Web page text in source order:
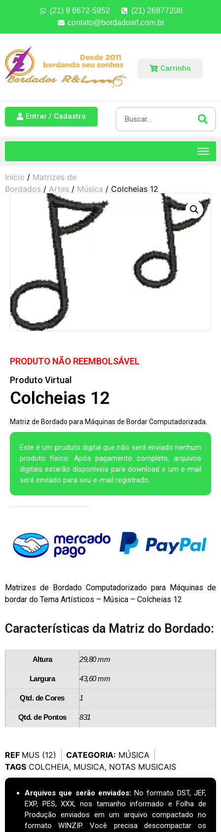
(21) 9 6672-5952
(21) 26877208
contato@bordadosrl.com.br
Carrinho
Entrar / Cadastro
Início / Matrizes de
Bordados / Artes / Música / Colcheias 12
PRODUTO NÃO REEMBOLSÁVEL
Produto Virtual
Colcheias 12
Matriz de Bordado para Máquinas de Bordar Computadorizada.
Este é um produto digital que não será enviado nenhum
produto físico. Após pagamento completo, arquivos
digitais estarão disponíveis para download e um e-mail
será enviado para seu e-mail registrado.
Matrizes de Bordado Computadorizado para Máquinas de
bordar do Tema Artísticos – Música – Colcheias 12
Características da Matriz do Bordado:
Altura 29,80 mm
Largura 43,60 mm
Qtd. de Cores 1
Qtd. de Pontos 831
REF MUS (12) CATEGORIA: MÚSICA
TAGS COLCHEIA, MUSICA, NOTAS MUSICAIS
Arquivos que serão enviados: No formato DST, JEF,
EXP, PES, XXX, nos tamanho informado e Folha de
Produção enviados em um arquivo compactado no
formato WINZIP. Você precisa descompactar os